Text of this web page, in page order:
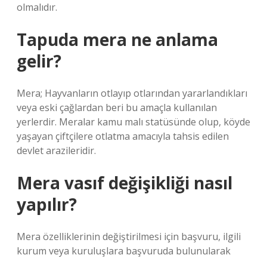
olmalıdır.
Tapuda mera ne anlama
gelir?
Mera; Hayvanların otlayıp otlarından yararlandıkları
veya eski çağlardan beri bu amaçla kullanılan
yerlerdir. Meralar kamu malı statüsünde olup, köyde
yaşayan çiftçilere otlatma amacıyla tahsis edilen
devlet arazileridir.
Mera vasıf değişikliği nasıl
yapılır?
Mera özelliklerinin değiştirilmesi için başvuru, ilgili
kurum veya kuruluşlara başvuruda bulunularak